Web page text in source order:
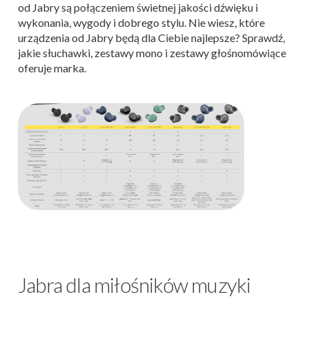
od Jabry są połączeniem świetnej jakości dźwięku i
wykonania, wygody i dobrego stylu. Nie wiesz, które
urządzenia od Jabry będą dla Ciebie najlepsze? Sprawdź,
jakie słuchawki, zestawy mono i zestawy głośnomówiące
oferuje marka.
Jabra dla miłośników muzyki